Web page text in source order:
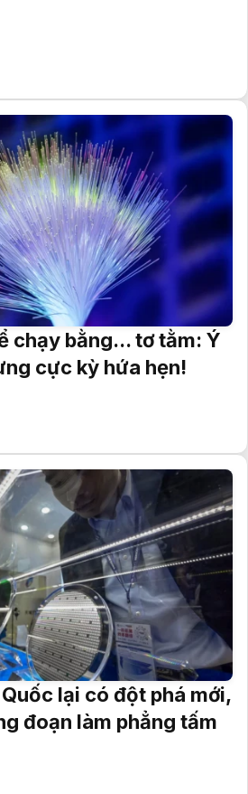
chạy bằng... tơ tằm: Ý
cực kỳ hứa hẹn!
lại có đột phá mới,
đoạn làm phẳng tấm